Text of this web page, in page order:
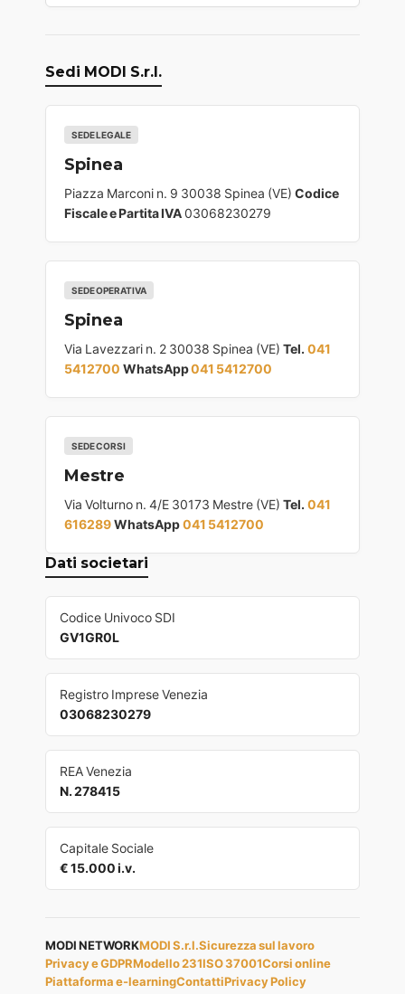
Sedi MODI S.r.l.
SEDE LEGALE
Spinea
Piazza Marconi n. 9 30038 Spinea (VE) Codice
Fiscale e Partita IVA03068230279
SEDE OPERATIVA
Spinea
Via Lavezzari n. 2 30038 Spinea (VE) Tel. 041
5412700 WhatsApp041 5412700
SEDE CORSI
Mestre
Via Volturno n. 4/E 30173 Mestre (VE) Tel. 041
616289WhatsApp041 5412700
Dati societari
Codice Univoco SDI
GV1GR0L
Registro Imprese Venezia
03068230279
REA Venezia
N. 278415
Capitale Sociale
€ 15.000 i.v.
MODI NETWORKMODI S.r.l.Sicurezza sul lavoro
Privacy e GDPRModello 231ISO 37001Corsi online
Piattaforma e-learningContattiPrivacy Policy